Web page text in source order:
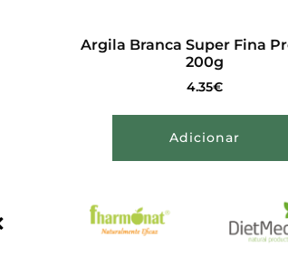
Argila Branca Super Fina
200g
4.35€
Adicionar